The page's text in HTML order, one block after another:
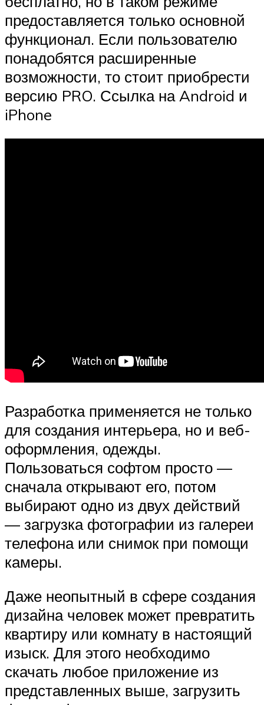
предоставляется только основной
функционал. Если пользователю
понадобятся расширенные
возможности, то стоит приобрести
версию PRO. Ссылка на Android и
iPhone
Разработка применяется не только
для создания интерьера, но и веб-
оформления, одежды.
Пользоваться софтом просто —
сначала открывают его, потом
выбирают одно из двух действий
— загрузка фотографии из галереи
телефона или снимок при помощи
камеры.
Даже неопытный в сфере создания
дизайна человек может превратить
квартиру или комнату в настоящий
изыск. Для этого необходимо
скачать любое приложение из
представленных выше, загрузить